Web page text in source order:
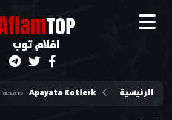
flamTOP
افلام توب
الرئيسية Apayata Kotierk صفحة 1